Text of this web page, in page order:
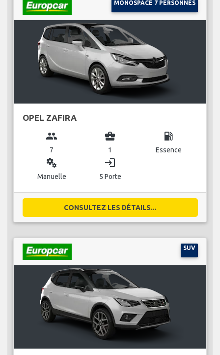
MONOSPACE 7 PERSONNES
OPEL ZAFIRA
group
7
business_center
1
local_gas_station
Essence
miscellaneous_services
Manuelle
login
5 Porte
CONSULTEZ LES DÉTAILS...
SUV